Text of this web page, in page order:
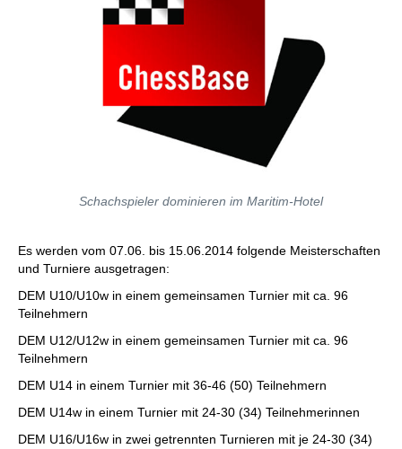
Schachspieler dominieren im Maritim-Hotel
Es werden vom 07.06. bis 15.06.2014 folgende Meisterschaften
und Turniere ausgetragen:
DEM U10/U10w in einem gemeinsamen Turnier mit ca. 96
Teilnehmern
DEM U12/U12w in einem gemeinsamen Turnier mit ca. 96
Teilnehmern
DEM U14 in einem Turnier mit 36-46 (50) Teilnehmern
DEM U14w in einem Turnier mit 24-30 (34) Teilnehmerinnen
DEM U16/U16w in zwei getrennten Turnieren mit je 24-30 (34)